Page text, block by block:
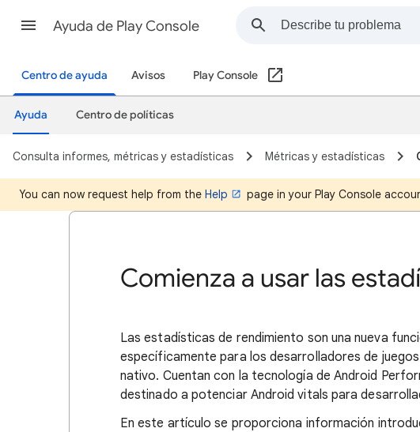
Ayuda de Play Console
Centro de ayuda Avisos Play Console
Ayuda Centro de políticas
Consulta informes, métricas y estadísticas Métricas y estadísticas
You can now request help from the Help page in your Play Console
Comienza a usar las
Las estadísticas de rendimiento son una nueva
específicamente para los desarrolladores de
nativo. Cuentan con la tecnología de Android
destinado a potenciar Android vitals para
En este artículo se proporciona información